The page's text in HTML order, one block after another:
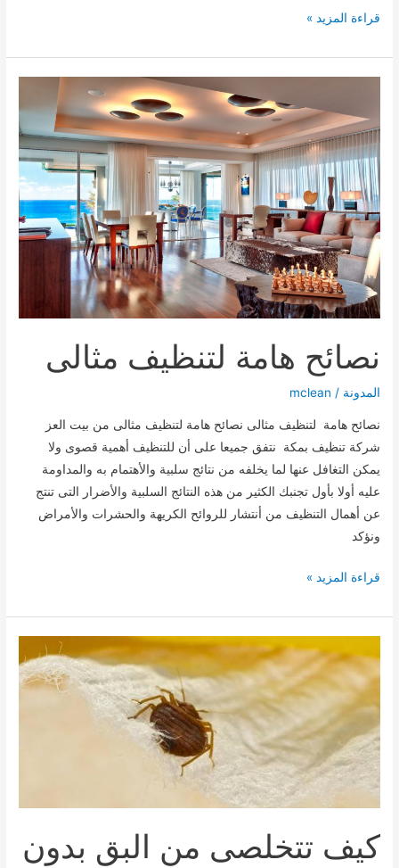
طرق
من
قراءة المزيد »
نصائح هامة لتنظيف مثالى
المدونة /
mclean
نصائح هامة لتنظيف مثالى نصائح هامة لتنظيف مثالى من بيت العز
شركة تنظيف بمكة نتفق جميعا على أن للتنظيف أهمية قصوى ولا
يمكن التغافل عنها لما يخلفه من نتائج سلبية والأهتمام به والمداومة
عليه أولا بأول تجنبك الكثير من هذه النتائج السلبية والأضرار التى تنتج
عن أهمال التنظيف من أنتشار للروائح الكريهة والحشرات والأمراض
ونؤكد
نصائح
لتنظيف
قراءة المزيد »
كيف تتخلصى من البق بدون